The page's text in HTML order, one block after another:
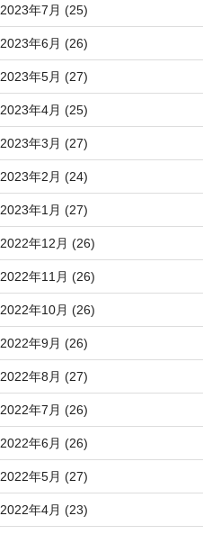
2023年7月 (25)
2023年6月 (26)
2023年5月 (27)
2023年4月 (25)
2023年3月 (27)
2023年2月 (24)
2023年1月 (27)
2022年12月 (26)
2022年11月 (26)
2022年10月 (26)
2022年9月 (26)
2022年8月 (27)
2022年7月 (26)
2022年6月 (26)
2022年5月 (27)
2022年4月 (23)